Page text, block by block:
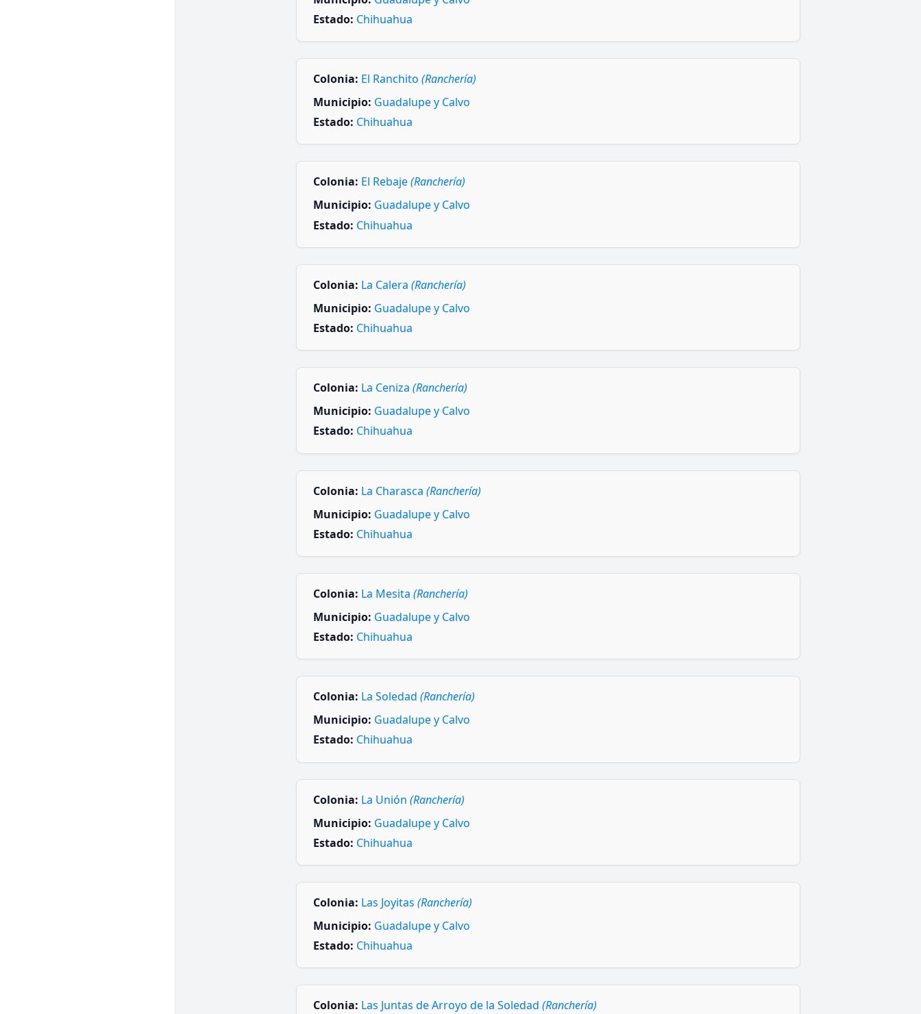
Estado: Chihuahua
Colonia: El Ranchito (Ranchería)
Municipio: Guadalupe y Calvo
Estado: Chihuahua
Colonia: El Rebaje(Ranchería)
Municipio: Guadalupe y Calvo
Estado: Chihuahua
Colonia: La Calera (Ranchería)
Municipio: Guadalupe y Calvo
Estado: Chihuahua
Colonia: La Ceniza (Ranchería)
Municipio: Guadalupe y Calvo
Estado: Chihuahua
Colonia: La Charasca (Ranchería)
Municipio: Guadalupe y Calvo
Estado: Chihuahua
Colonia: La Mesita (Ranchería)
Municipio: Guadalupe y Calvo
Estado: Chihuahua
Colonia: La Soledad (Ranchería)
Municipio: Guadalupe y Calvo
Estado: Chihuahua
Colonia: La Unión (Ranchería)
Municipio: Guadalupe y Calvo
Estado: Chihuahua
Colonia: Las Joyitas (Ranchería)
Municipio: Guadalupe y Calvo
Estado: Chihuahua
Colonia: Las Juntas de Arroyo de la Soledad (Ranchería)